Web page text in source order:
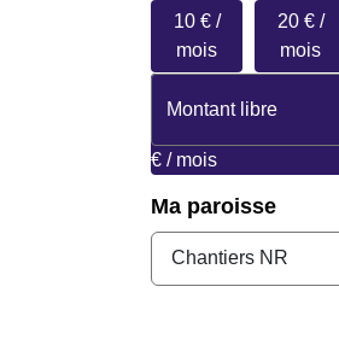
10 € /
mois
20 € /
mois
€ / mois
Ma paroisse